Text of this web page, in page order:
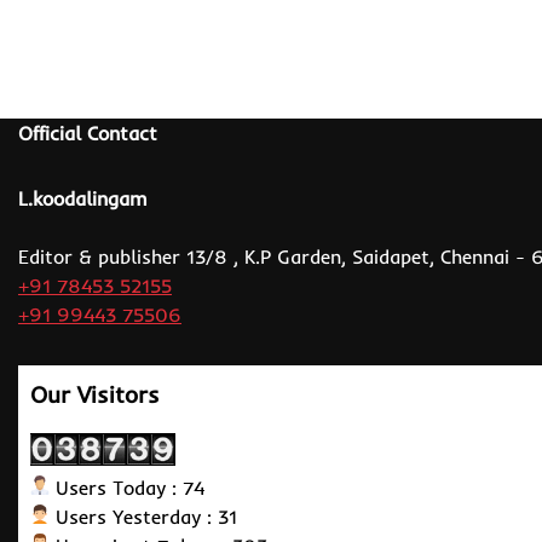
Official Contact
L.koodalingam
Editor & publisher 13/8 , K.P Garden, Saidapet, Chennai -
+91 78453 52155
+91 99443 75506
Our Visitors
Users Today : 74
Users Yesterday : 31